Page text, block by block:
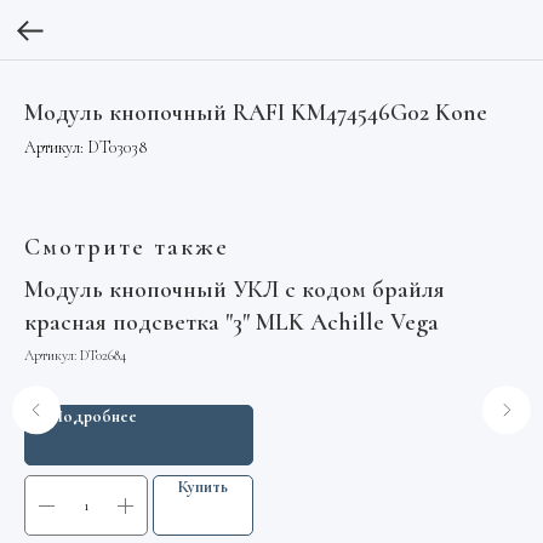
Модуль кнопочный RAFI KM474546G02 Kone
Артикул: DT03038
Смотрите также
Модуль кнопочный УКЛ с кодом брайля
красная подсветка "3" MLK Achille Vega
Артикул: DT02684
Подробнее
Купить